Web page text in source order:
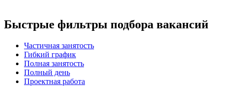
Быстрые фильтры подбора вакансий
Частичная занятость
Гибкий график
Полная занятость
Полный день
Проектная работа